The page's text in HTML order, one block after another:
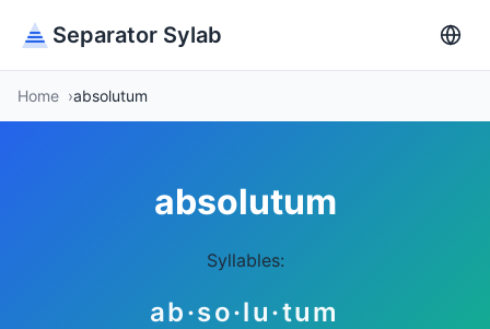
Separator Sylab
Home absolutum
absolutum
Syllables:
ab·so·lu·tum